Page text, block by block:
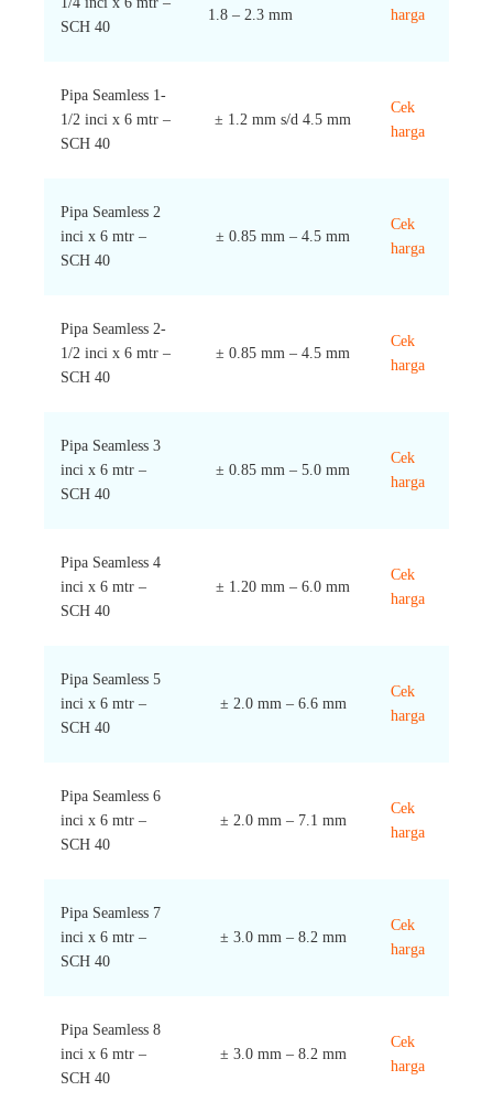
SCH 40
1.8 – 2.3 mm harga
Pipa Seamless 1-
1/2 inci x 6 mtr –
SCH 40
± 1.2 mm s/d 4.5 mm
Cek
harga
Pipa Seamless 2
inci x 6 mtr –
SCH 40
± 0.85 mm – 4.5 mm
Cek
harga
Pipa Seamless 2-
1/2 inci x 6 mtr –
SCH 40
± 0.85 mm – 4.5 mm
Cek
harga
Pipa Seamless 3
inci x 6 mtr –
SCH 40
± 0.85 mm – 5.0 mm
Cek
harga
Pipa Seamless 4
inci x 6 mtr –
SCH 40
± 1.20 mm – 6.0 mm
Cek
harga
Pipa Seamless 5
inci x 6 mtr –
SCH 40
± 2.0 mm – 6.6 mm
Cek
harga
Pipa Seamless 6
inci x 6 mtr –
SCH 40
± 2.0 mm – 7.1 mm
Cek
harga
Pipa Seamless 7
inci x 6 mtr –
SCH 40
± 3.0 mm – 8.2 mm
Cek
harga
Pipa Seamless 8
inci x 6 mtr –
SCH 40
± 3.0 mm – 8.2 mm
Cek
harga